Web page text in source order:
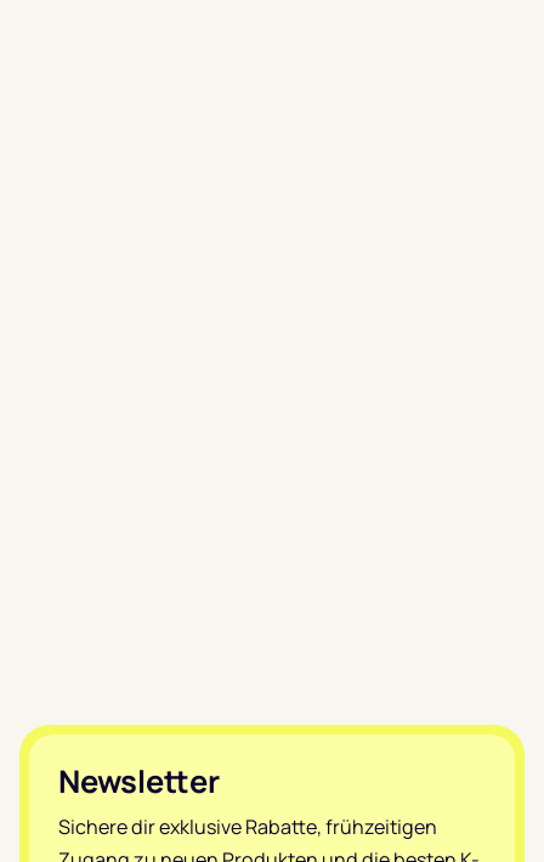
Footer
Newsletter
Sichere dir exklusive Rabatte, frühzeitigen